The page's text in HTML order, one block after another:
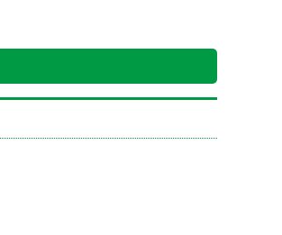
カートを見る・注文する